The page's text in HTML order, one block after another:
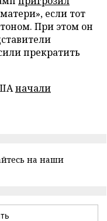
если тот
При этом он
прекратить
начали
на наши